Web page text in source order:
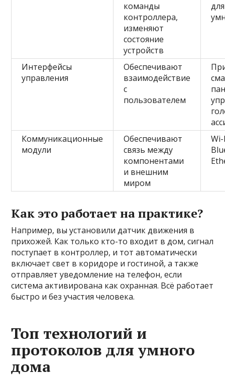
команды
контроллера,
изменяют
состояние
устройств
Интерфейсы
управления
Обеспечивают
взаимодействие
с
пользователем
Коммуникационные
модули
Обеспечивают
связь между
компонентами
и внешним
миром
Как это работает на практике?
Например, вы установили датчик движения в
прихожей. Как только кто-то входит в дом, сигнал
поступает в контроллер, и тот автоматически
включает свет в коридоре и гостиной, а также
отправляет уведомление на телефон, если
система активирована как охранная. Всё работает
быстро и без участия человека.
Топ технологий и
протоколов для умного
дома